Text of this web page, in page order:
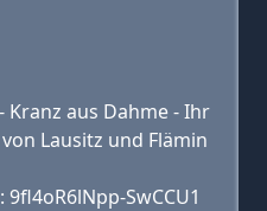
Kranz aus Dahme - Ihr
Lausitz und Flämin
SwCCU1